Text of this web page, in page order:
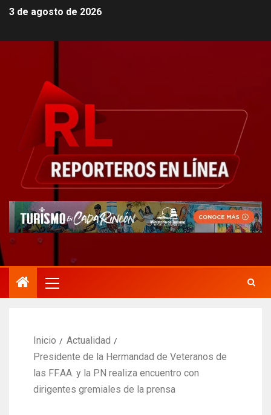
3 de agosto de 2026
Inicio
Actualidad
Presidente de la Hermandad de Veteranos de
las FF.AA. y la PN realiza encuentro con
dirigentes gremiales de la prensa